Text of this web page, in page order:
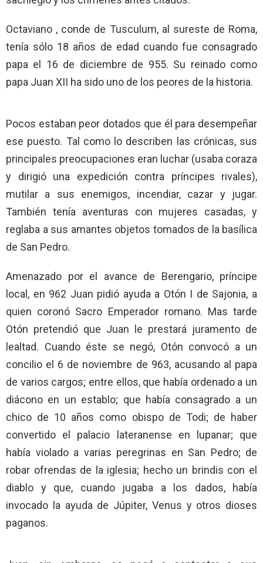
Octaviano , conde de Tusculum, al sureste de Roma,
tenía sólo 18 años de edad cuando fue consagrado
papa el 16 de diciembre de 955. Su reinado como
papa Juan XII ha sido uno de los peores de la historia.
Pocos estaban peor dotados que él para desempeñar
ese puesto. Tal como lo describen las crónicas, sus
principales preocupaciones eran luchar (usaba coraza
y dirigió una expedición contra príncipes rivales),
mutilar a sus enemigos, incendiar, cazar y jugar.
También tenía aventuras con mujeres casadas, y
reglaba a sus amantes objetos tomados de la basílica
de San Pedro.
Amenazado por el avance de Berengario, príncipe
local, en 962 Juan pidió ayuda a Otón I de Sajonia, a
quien coronó Sacro Emperador romano. Mas tarde
Otón pretendió que Juan le prestará juramento de
lealtad. Cuando éste se negó, Otón convocó a un
concilio el 6 de noviembre de 963, acusando al papa
de varios cargos; entre ellos, que había ordenado a un
diácono en un establo; que había consagrado a un
chico de 10 años como obispo de Todi; de haber
convertido el palacio lateranense en lupanar; que
había violado a varias peregrinas en San Pedro; de
robar ofrendas de la iglesia; hecho un brindis con el
diablo y que, cuando jugaba a los dados, había
invocado la ayuda de Júpiter, Venus y otros dioses
paganos.